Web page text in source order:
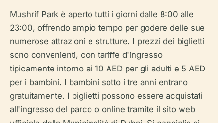
Mushrif Park è aperto tutti i giorni dalle 8:00 alle
23:00, offrendo ampio tempo per godere delle sue
numerose attrazioni e strutture. I prezzi dei biglietti
sono convenienti, con tariffe d'ingresso
tipicamente intorno ai 10 AED per gli adulti e 5 AED
per i bambini. I bambini sotto i tre anni entrano
gratuitamente. I biglietti possono essere acquistati
all'ingresso del parco o online tramite il sito web